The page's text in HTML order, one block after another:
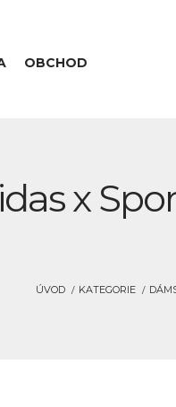
OBCHOD
x
ÚVOD KATEGORIE